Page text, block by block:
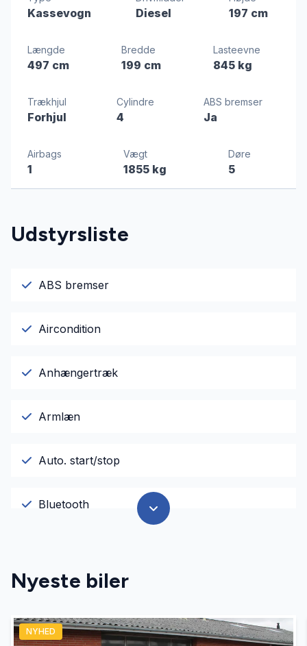
Kassevogn Diesel 197 cm
Længde
497 cm
Bredde
199 cm
Lasteevne
845 kg
Trækhjul
Forhjul
Cylindre
4
ABS bremser
Ja
Airbags
1
Vægt
1855 kg
Døre
5
Udstyrsliste
ABS bremser
Aircondition
Anhængertræk
Armlæn
Auto. start/stop
Bluetooth
El-ruder
El-spejle
Nyeste biler
NYHED